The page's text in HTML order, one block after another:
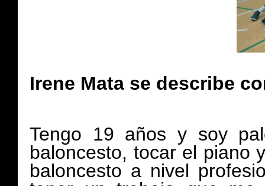
Irene Mata se describe
Tengo 19 años y soy
baloncesto, tocar el piano
baloncesto a nivel